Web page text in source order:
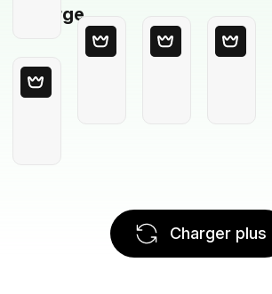
Vierge
Charger plus